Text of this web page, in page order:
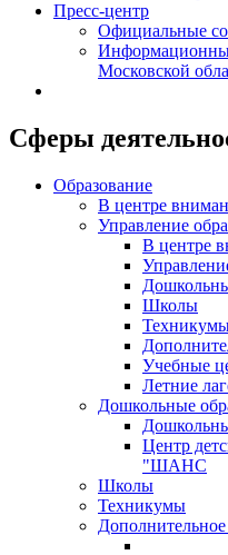
Пресс-центр
Официальные
Московской
Сферы
Образование
В центре
Управление
В центре
Школы
Учебные
Летние
Дошкольные
Центр
"ШАНС
Школы
Техникумы